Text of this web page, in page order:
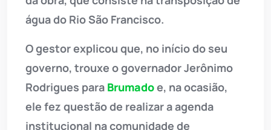
água do Rio São Francisco.
O gestor explicou que, no início do seu
governo, trouxe o governador Jerônimo
Rodrigues para Brumadoe, na ocasião,
ele fez questão de realizar a agenda
institucional na comunidade de